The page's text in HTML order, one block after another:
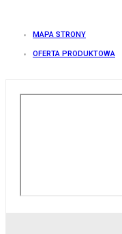
MAPA STRONY
OFERTA PRODUKTOWA